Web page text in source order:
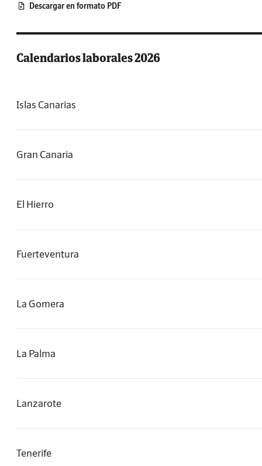
Descargar en formato PDF
Calendarios laborales 2026
Islas Canarias
Gran Canaria
El Hierro
Fuerteventura
La Gomera
La Palma
Lanzarote
Tenerife